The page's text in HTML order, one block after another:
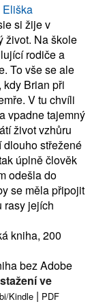
Eliška
si žije v
život. Na škole
rodiče a
To vše se ale
kdy Brian při
V tu chvíli
vpadne tajemný
život vzhůru
střežené
úplně člověk
odešla do
se měla připojit
rasy jejích
kniha, 200
bez Adobe
ve
Kindle | PDF